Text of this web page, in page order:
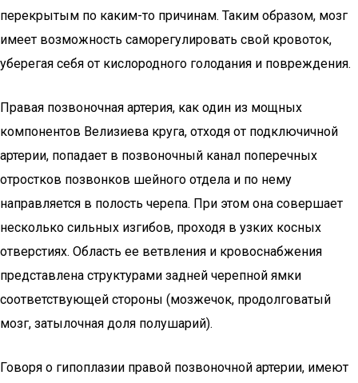
перекрытым по каким-то причинам. Таким образом, мозг
имеет возможность саморегулировать свой кровоток,
уберегая себя от кислородного голодания и повреждения.
Правая позвоночная артерия, как один из мощных
компонентов Велизиева круга, отходя от подключичной
артерии, попадает в позвоночный канал поперечных
отростков позвонков шейного отдела и по нему
направляется в полость черепа. При этом она совершает
несколько сильных изгибов, проходя в узких косных
отверстиях. Область ее ветвления и кровоснабжения
представлена структурами задней черепной ямки
соответствующей стороны (мозжечок, продолговатый
мозг, затылочная доля полушарий).
Говоря о гипоплазии правой позвоночной артерии, имеют